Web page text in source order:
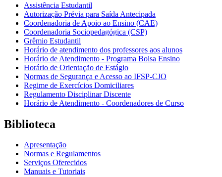
Assistência Estudantil
Autorização Prévia para Saída Antecipada
Coordenadoria de Apoio ao Ensino (CAE)
Coordenadoria Sociopedagógica (CSP)
Grêmio Estudantil
Horário de atendimento dos professores aos alunos
Horário de Atendimento - Programa Bolsa Ensino
Horário de Orientação de Estágio
Normas de Segurança e Acesso ao IFSP-CJO
Regime de Exercícios Domiciliares
Regulamento Disciplinar Discente
Horário de Atendimento - Coordenadores de Curso
Biblioteca
Apresentação
Normas e Regulamentos
Serviços Oferecidos
Manuais e Tutoriais